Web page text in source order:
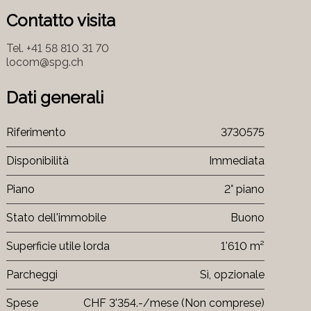
Contatto visita
Tel. +41 58 810 31 70
locom@spg.ch
Dati generali
Riferimento 3730575
Disponibilità Immediata
Piano 2° piano
Stato dell'immobile Buono
Superficie utile lorda 1'610 m²
Parcheggi Sì, opzionale
Spese CHF 3'354.-/mese (Non comprese)